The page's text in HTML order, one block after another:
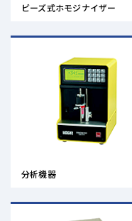
たします。 対象製品が
ビーズ式ホモジナイザー
分析機器